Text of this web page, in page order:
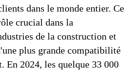
dans le monde entier. Ce
crucial dans la
de la construction et
plus grande compatibilité
En 2024, les quelque 33 000